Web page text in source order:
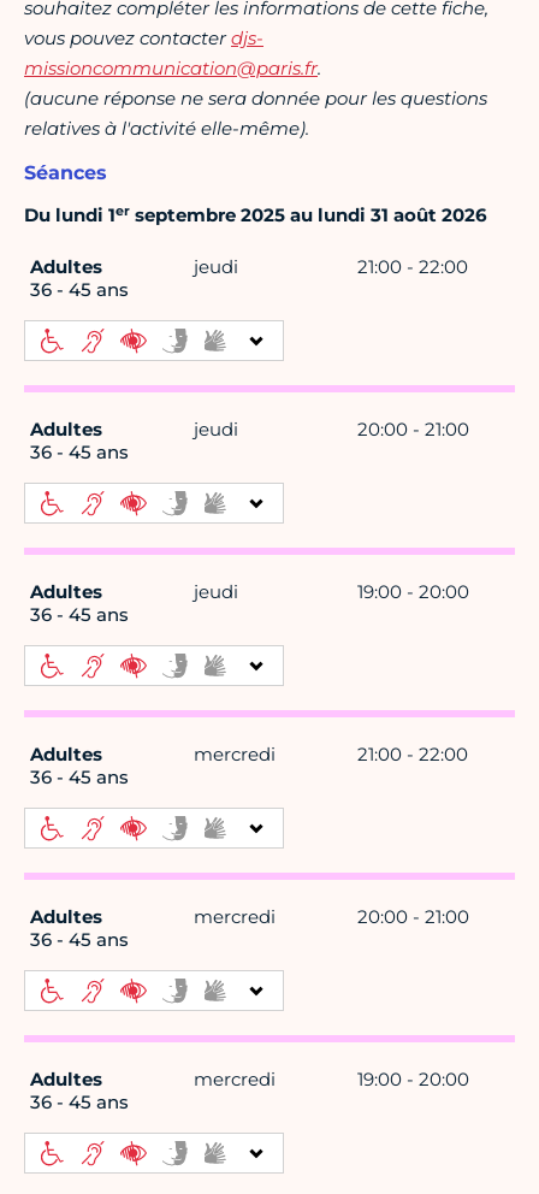
souhaitez compléter les informations de cette fiche,
vous pouvez contacterdjs-
missioncommunication@paris.fr.
(aucune réponse ne sera donnée pour les questions
relatives à l'activité elle-même).
Séances
Du lundi 1er septembre 2025 au lundi 31 août 2026
Adultes
36 - 45 ans
jeudi 21:00 - 22:00
Adultes
36 - 45 ans
jeudi 20:00 - 21:00
Adultes
36 - 45 ans
jeudi 19:00 - 20:00
Adultes
36 - 45 ans
mercredi 21:00 - 22:00
Adultes
36 - 45 ans
mercredi 20:00 - 21:00
Adultes
36 - 45 ans
mercredi 19:00 - 20:00